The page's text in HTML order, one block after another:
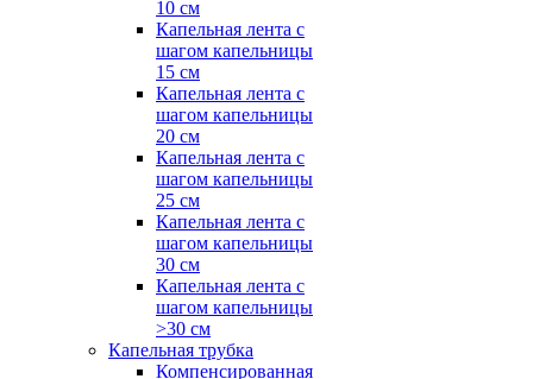
10 см
Капельная лента с
шагом капельницы
15 см
Капельная лента с
шагом капельницы
20 см
Капельная лента с
шагом капельницы
25 см
Капельная лента с
шагом капельницы
30 см
Капельная лента с
шагом капельницы
>30 см
Капельная трубка
Компенсированная